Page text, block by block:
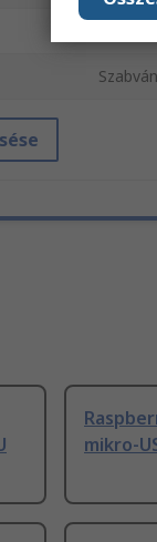
mikro-